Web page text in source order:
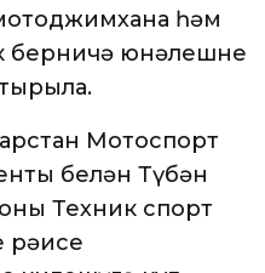
һәм
берничә юнәлешне
Мотоспорт
белән Түбән
Техник спорт
рәисе